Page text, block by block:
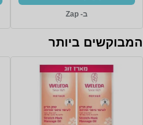
ב- Zap
המבוקשים ביותר